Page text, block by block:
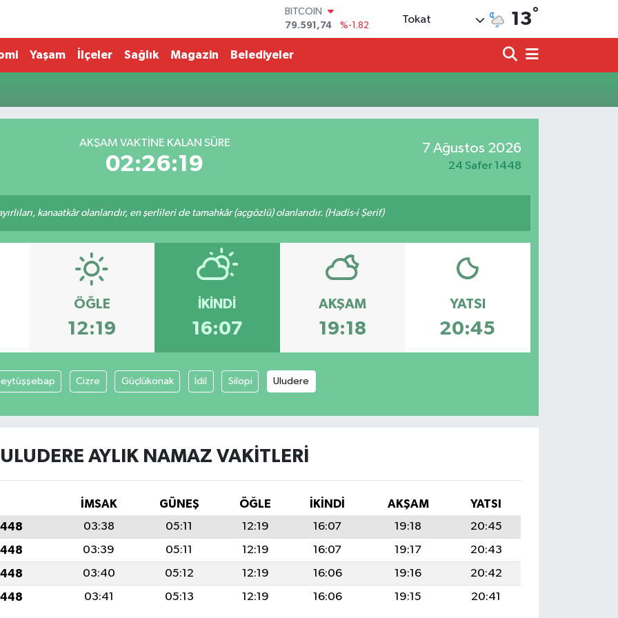
BITCOIN
79.591,74
%-1.82
DOLAR
45,43620
61,60380
%0.18
Tokat 13°
Yaşam İlçeler Sağlık Magazin Belediyeler
AKŞAM VAKTİNE KALAN SÜRE
02:26:19
7 Ağustos 2026
24 Safer 1448
kanaatkâr olanlarıdır, en şerlileri de tamahkâr (açgözlü) olanlarıdır. (Hadis-i Şerif)
ÖĞLE
12:19
İKINDI
16:07
AKŞAM
19:18
YATSI
20:45
Cizre Güçlükonak İdil Silopi Uludere
ULUDERE AYLIK NAMAZ VAKITLERI
İMSAK GÜNEŞ ÖĞLE İKINDI AKŞAM
YATSI
03:38 05:11 12:19 16:07 19:18
20:45
03:39 05:11 12:19 16:07 19:17
20:43
03:40 05:12 12:19 16:06 19:16
20:42
03:41 05:13 12:19 16:06 19:15 20:41